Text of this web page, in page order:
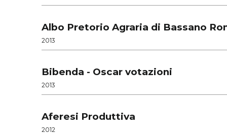
Albo Pretorio Agraria di Bassano
2013
Bibenda - Oscar votazioni
2013
Aferesi Produttiva
2012